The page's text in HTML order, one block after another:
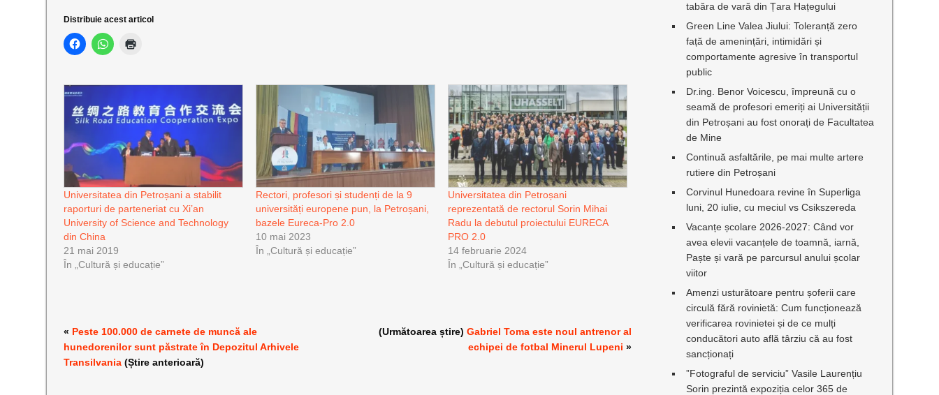
Distribuie acest articol
Universitatea din Petroșani a stabilit
raporturi de parteneriat cu Xi’an
University of Science and Technology
din China
21 mai 2019
În „Cultură și educație”
Rectori, profesori și studenți de la 9
universități europene pun, la Petroșani,
bazele Eureca-Pro 2.0
10 mai 2023
În „Cultură și educație”
Universitatea din Petroșani
reprezentată de rectorul Sorin Mihai
Radu la debutul proiectului EURECA
PRO 2.0
14 februarie 2024
În „Cultură și educație”
« Peste 100.000 de carnete de muncă ale
hunedorenilor sunt păstrate în Depozitul Arhivele
Transilvania (Știre anterioară)
(Următoarea știre)Gabriel Toma este noul antrenor al
echipei de fotbal Minerul Lupeni »
tabăra de vară din Țara Hațegului
Green Line Valea Jiului: Toleranță zero
față de amenințări, intimidări și
comportamente agresive în transportul
public
Dr.ing. Benor Voicescu, împreună cu o
seamă de profesori emeriți ai Universității
din Petroșani au fost onorați de Facultatea
de Mine
Continuă asfaltările, pe mai multe artere
rutiere din Petroșani
Corvinul Hunedoara revine în Superliga
luni, 20 iulie, cu meciul vs Csikszereda
Vacanțe școlare 2026-2027: Când vor
avea elevii vacanțele de toamnă, iarnă,
Paște și vară pe parcursul anului școlar
viitor
Amenzi usturătoare pentru șoferii care
circulă fără rovinietă: Cum funcționează
verificarea rovinietei și de ce mulți
conducători auto află târziu că au fost
sancționați
”Fotograful de serviciu” Vasile Laurențiu
Sorin prezintă expoziția celor 365 de